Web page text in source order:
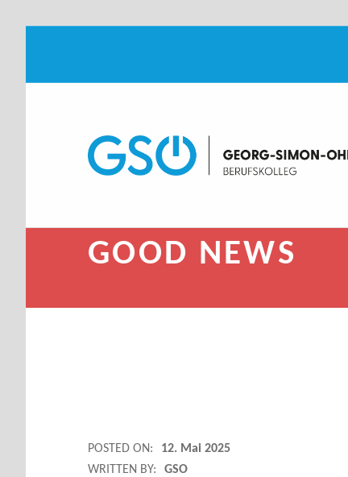
Introduction
GOOD NEWS
G
POSTED ON:
12. Mai 2025
WRITTEN BY:
GSO